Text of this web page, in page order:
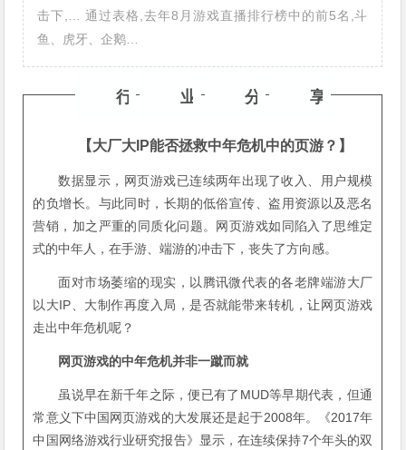
击下,… 通过表格,去年8月游戏直播排行榜中的前5名,斗
鱼、虎牙、企鹅…
行 业 分 享
【大厂大IP能否拯救中年危机中的页游？】
数据显示，网页游戏已连续两年出现了收入、用户规模
的负增长。与此同时，长期的低俗宣传、盗用资源以及恶名
营销，加之严重的同质化问题。网页游戏如同陷入了思维定
式的中年人，在手游、端游的冲击下，丧失了方向感。
面对市场萎缩的现实，以腾讯微代表的各老牌端游大厂
以大IP、大制作再度入局，是否就能带来转机，让网页游戏
走出中年危机呢？
网页游戏的中年危机并非一蹴而就
虽说早在新千年之际，便已有了MUD等早期代表，但通
常意义下中国网页游戏的大发展还是起于2008年。《2017年
中国网络游戏行业研究报告》显示，在连续保持7个年头的双